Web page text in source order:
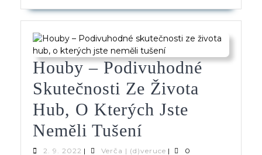
Houby – Podivuhodné
Skutečnosti Ze Života
Hub, O Kterých Jste
Neměli Tušení
–
2. 9. 2022 2.| Verča | (d)veruceVerča
| 0